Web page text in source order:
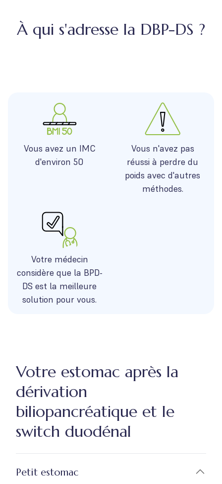
À qui s'adresse la DBP-DS ?
Vous avez un IMC
d'environ 50
Vous n'avez pas
réussi à perdre du
poids avec d'autres
méthodes.
Votre médecin
considère que la BPD-
DS est la meilleure
solution pour vous.
Votre estomac après la
dérivation
biliopancréatique et le
switch duodénal
Petit estomac